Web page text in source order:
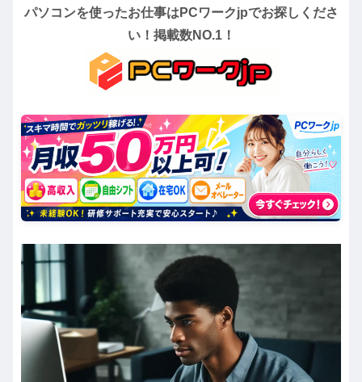
パソコンを使ったお仕事はPCワークjpでお探しくださ
い！掲載数NO.1！